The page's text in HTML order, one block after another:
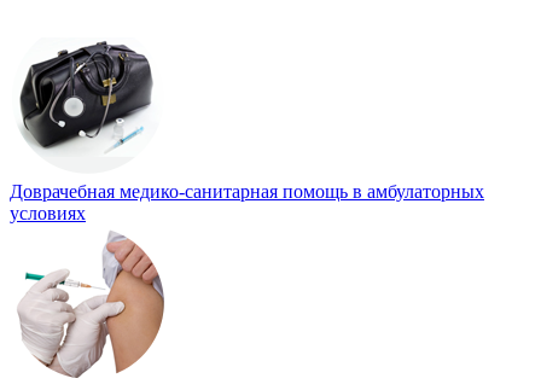
Доврачебная медико-санитарная помощь в амбулаторных
условиях